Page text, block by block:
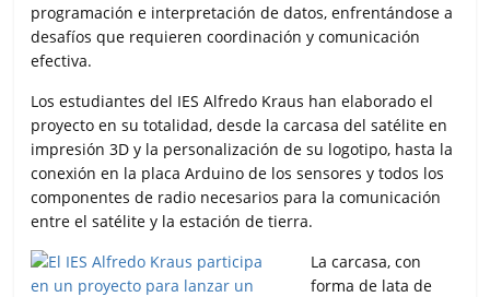
programación e interpretación de datos, enfrentándose a
desafíos que requieren coordinación y comunicación
efectiva.
Los estudiantes del IES Alfredo Kraus han elaborado el
proyecto en su totalidad, desde la carcasa del satélite en
impresión 3D y la personalización de su logotipo, hasta la
conexión en la placa Arduino de los sensores y todos los
componentes de radio necesarios para la comunicación
entre el satélite y la estación de tierra.
La carcasa, con
forma de lata de